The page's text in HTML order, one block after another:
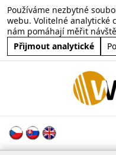
Používáme nezbytné
webu. Volitelné analytické
nám pomáhají měřit
Přijmout analytické